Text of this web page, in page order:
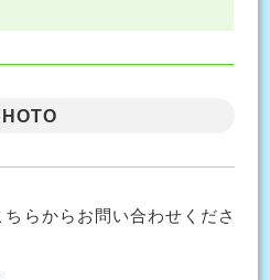
らからお問い合わせくださ